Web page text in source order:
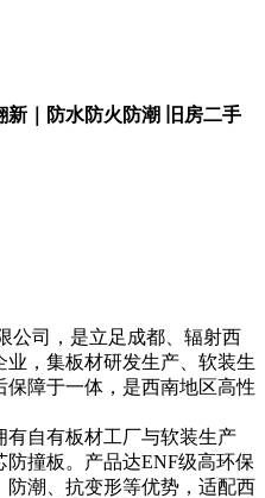
｜防水防火防潮 旧房二手
司，是立足成都、辐射西
，集板材研发生产、软装生
障于一体，是西南地区高性
自有板材工厂与软装生产
撞板。产品达ENF级高环保
潮、抗变形等优势，适配西